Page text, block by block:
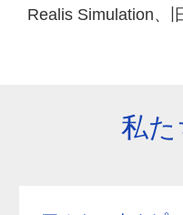
Realis Simulation、
私た